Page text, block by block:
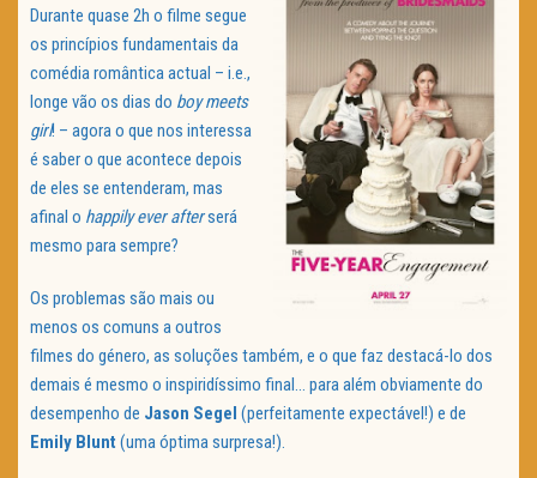
Durante quase 2h o filme segue
os princípios fundamentais da
comédia romântica actual – i.e.,
longe vão os dias do boy meets
girl! – agora o que nos interessa
é saber o que acontece depois
de eles se entenderam, mas
afinal o happily ever afterserá
mesmo para sempre?
Os problemas são mais ou
menos os comuns a outros
filmes do género, as soluções também, e o que faz destacá-lo dos
demais é mesmo o inspiridíssimo final… para além obviamente do
desempenho de Jason Segel (perfeitamente expectável!) e de
Emily Blunt(uma óptima surpresa!).